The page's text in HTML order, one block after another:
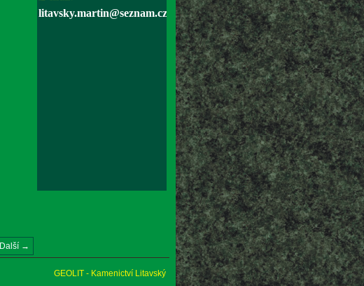
litavsky.martin@seznam.cz
Další →
GEOLIT - Kamenictví Litavský